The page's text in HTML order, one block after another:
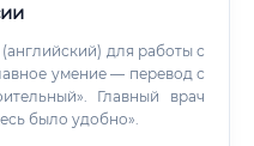
для работы с
умение — перевод с
Главный врач
было удобно».